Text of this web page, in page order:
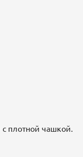
с плотной чашкой.